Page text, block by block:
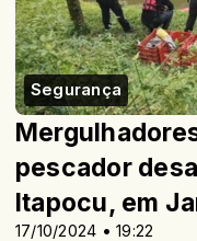
Segurança
17/10/2024 • 19:22
pescador
Itapocu, em